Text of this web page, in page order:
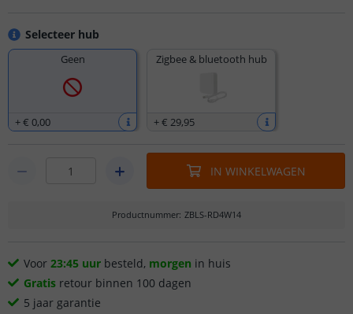
Selecteer hub
Geen
+€ 0,00
Zigbee & bluetooth hub
+€ 29,95
IN WINKELWAGEN
Productnummer: ZBLS-RD4W14
Voor 23:45 uur besteld, morgen in huis
Gratis retour binnen 100 dagen
5 jaar garantie